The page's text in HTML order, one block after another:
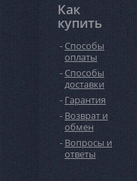
Как
купить
Способы
оплаты
Способы
доставки
Гарантия
Возврат и
обмен
Вопросы и
ответы